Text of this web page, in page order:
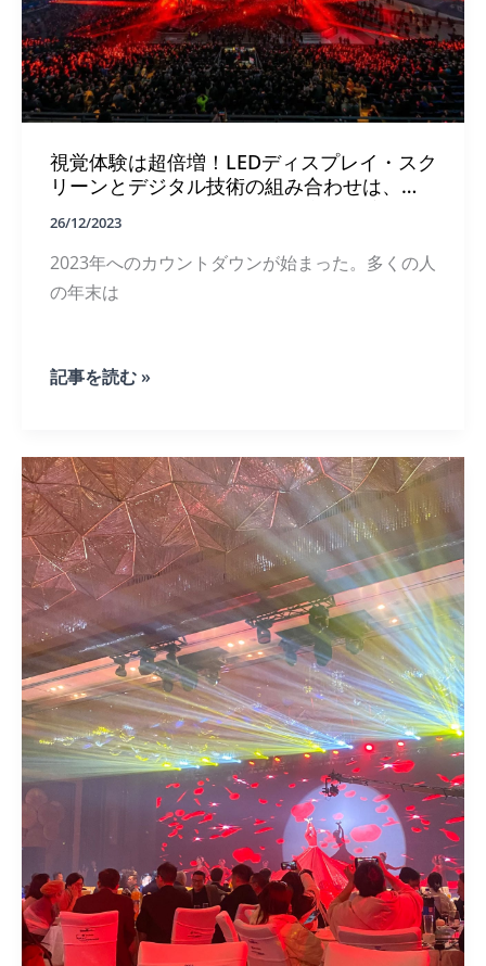
る
シ
ー
ン
で
そ
効
果
を
最
限
に
発
る
に
視覚体験は超倍増！LEDディスプレイ・スク
リーンとデジタル技術の組み合わせは、
2023年のステージ・ショーを新たな高みへ
と引き上げるだろう！
26/12/2023
2023年へのカウントダウンが始まった。多くの人
の年末は
視
は
超
倍
増！
LED
デ
ィ
ス
プ
レ
イ・
ス
ク
リ
ー
ン
と
タ
ル
技
術
の
組
記事を読む »